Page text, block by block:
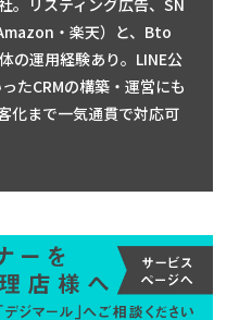
・楽天）と、Bto
の運用経験あり。LINE公
たCRMの構築・運営にも
化まで一気通貫で対応可